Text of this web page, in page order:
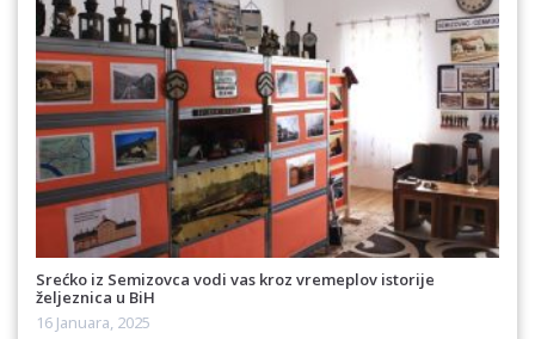
Srećko iz Semizovca vodi vas kroz vremeplov istorije
željeznica u BiH
16 Januara, 2025